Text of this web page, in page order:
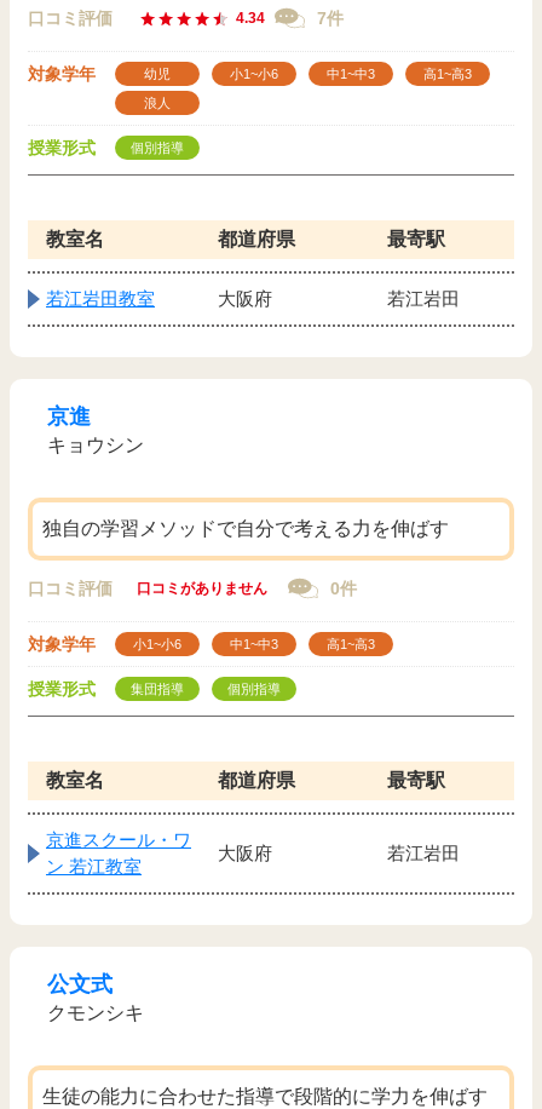
口コミ評価 4.34 7件
対象学年 幼児 小1~小6 中1~中3
高1~高3
浪人
授業形式 個別指導
教室名 都道府県 最寄駅
若江岩田教室 大阪府 若江岩田
京進
キョウシン
独自の学習メソッドで自分で考える力を伸ばす
口コミ評価 口コミがありません 0件
対象学年 小1~小6 中1~中3 高1~高3
授業形式 集団指導 個別指導
教室名 都道府県 最寄駅
京進スクール・ワ
ン 若江教室
大阪府 若江岩田
公文式
クモンシキ
生徒の能力に合わせた指導で段階的に学力を伸ばす